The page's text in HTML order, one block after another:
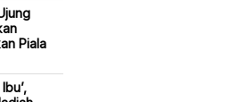
Piala